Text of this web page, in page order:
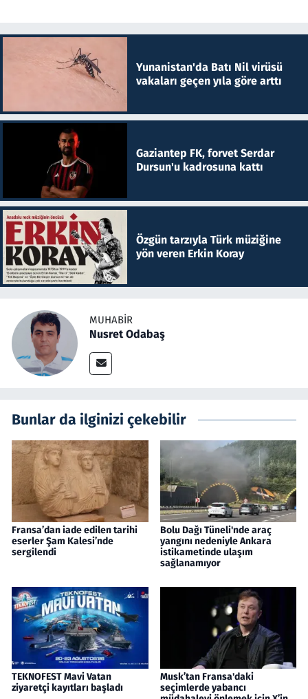
Yunanistan'da Batı Nil virüsü
vakaları geçen yıla göre arttı
Gaziantep FK, forvet Serdar
Dursun'u kadrosuna kattı
Özgün tarzıyla Türk müziğine
yön veren Erkin Koray
MUHABIR
Nusret Odabaş
Bunlar da ilginizi çekebilir
Fransa’dan iade edilen tarihi
eserler Şam Kalesi’nde
sergilendi
Bolu Dağı Tüneli'nde araç
yangını nedeniyle Ankara
istikametinde ulaşım
sağlanamıyor
TEKNOFEST Mavi Vatan
ziyaretçi kayıtları başladı
Musk’tan Fransa'daki
seçimlerde yabancı